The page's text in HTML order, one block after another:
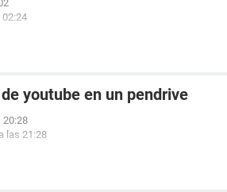
02:24
youtube en un pendrive
20:28
las 21:28